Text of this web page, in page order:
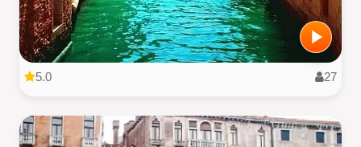
5.0 27